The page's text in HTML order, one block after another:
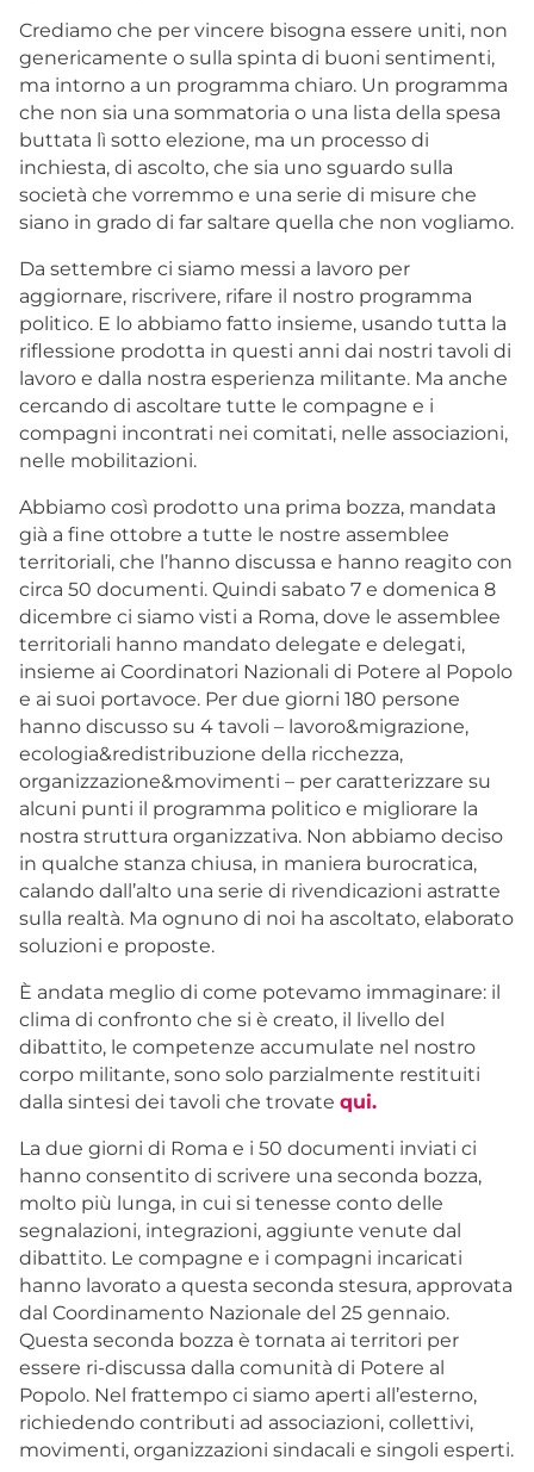
Crediamo che per vincere bisogna essere uniti, non
genericamente o sulla spinta di buoni sentimenti,
ma intorno a un programma chiaro. Un programma
che non sia una sommatoria o una lista della spesa
buttata lì sotto elezione, ma un processo di
inchiesta, di ascolto, che sia uno sguardo sulla
società che vorremmo e una serie di misure che
siano in grado di far saltare quella che non vogliamo.
Da settembre ci siamo messi a lavoro per
aggiornare, riscrivere, rifare il nostro programma
politico. E lo abbiamo fatto insieme, usando tutta la
riflessione prodotta in questi anni dai nostri tavoli di
lavoro e dalla nostra esperienza militante. Ma anche
cercando di ascoltare tutte le compagne e i
compagni incontrati nei comitati, nelle associazioni,
nelle mobilitazioni.
Abbiamo così prodotto una prima bozza, mandata
già a fine ottobre a tutte le nostre assemblee
territoriali, che l’hanno discussa e hanno reagito con
circa 50 documenti. Quindi sabato 7 e domenica 8
dicembre ci siamo visti a Roma, dove le assemblee
territoriali hanno mandato delegate e delegati,
insieme ai Coordinatori Nazionali di Potere al Popolo
e ai suoi portavoce. Per due giorni 180 persone
hanno discusso su 4 tavoli – lavoro&migrazione,
ecologia&redistribuzione della ricchezza,
organizzazione&movimenti – per caratterizzare su
alcuni punti il programma politico e migliorare la
nostra struttura organizzativa. Non abbiamo deciso
in qualche stanza chiusa, in maniera burocratica,
calando dall’alto una serie di rivendicazioni astratte
sulla realtà. Ma ognuno di noi ha ascoltato, elaborato
soluzioni e proposte.
È andata meglio di come potevamo immaginare: il
clima di confronto che si è creato, il livello del
dibattito, le competenze accumulate nel nostro
corpo militante, sono solo parzialmente restituiti
dalla sintesi dei tavoli che trovate qui.
La due giorni di Roma e i 50 documenti inviati ci
hanno consentito di scrivere una seconda bozza,
molto più lunga, in cui si tenesse conto delle
segnalazioni, integrazioni, aggiunte venute dal
dibattito. Le compagne e i compagni incaricati
hanno lavorato a questa seconda stesura, approvata
dal Coordinamento Nazionale del 25 gennaio.
Questa seconda bozza è tornata ai territori per
essere ri-discussa dalla comunità di Potere al
Popolo. Nel frattempo ci siamo aperti all’esterno,
richiedendo contributi ad associazioni, collettivi,
movimenti, organizzazioni sindacali e singoli esperti.